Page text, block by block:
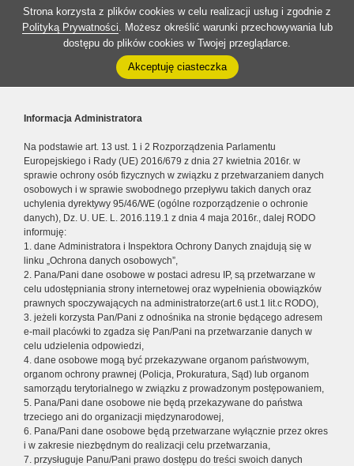
Strona korzysta z plików cookies w celu realizacji usług i zgodnie z
Polityką Prywatności. Możesz określić warunki przechowywania lub
dostępu do plików cookies w Twojej przeglądarce.
Akceptuję ciasteczka
Informacja Administratora
Na podstawie art. 13 ust. 1 i 2 Rozporządzenia Parlamentu
Europejskiego i Rady (UE) 2016/679 z dnia 27 kwietnia 2016r. w
sprawie ochrony osób fizycznych w związku z przetwarzaniem danych
osobowych i w sprawie swobodnego przepływu takich danych oraz
uchylenia dyrektywy 95/46/WE (ogólne rozporządzenie o ochronie
danych), Dz. U. UE. L. 2016.119.1 z dnia 4 maja 2016r., dalej RODO
informuję:
1. dane Administratora i Inspektora Ochrony Danych znajdują się w
linku „Ochrona danych osobowych”,
2. Pana/Pani dane osobowe w postaci adresu IP, są przetwarzane w
celu udostępniania strony internetowej oraz wypełnienia obowiązków
prawnych spoczywających na administratorze(art.6 ust.1 lit.c RODO),
3. jeżeli korzysta Pan/Pani z odnośnika na stronie będącego adresem
e-mail placówki to zgadza się Pan/Pani na przetwarzanie danych w
celu udzielenia odpowiedzi,
4. dane osobowe mogą być przekazywane organom państwowym,
organom ochrony prawnej (Policja, Prokuratura, Sąd) lub organom
samorządu terytorialnego w związku z prowadzonym postępowaniem,
5. Pana/Pani dane osobowe nie będą przekazywane do państwa
trzeciego ani do organizacji międzynarodowej,
6. Pana/Pani dane osobowe będą przetwarzane wyłącznie przez okres
i w zakresie niezbędnym do realizacji celu przetwarzania,
7. przysługuje Panu/Pani prawo dostępu do treści swoich danych